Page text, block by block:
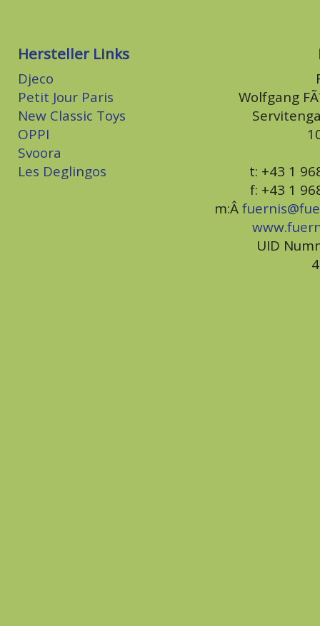
Hersteller Links
Djeco
Petit Jour Paris
New Classic Toys
OPPI
Svoora
Les Deglingos
Wolfgang
t: +43 1
f: +43 1
m:Â
UID